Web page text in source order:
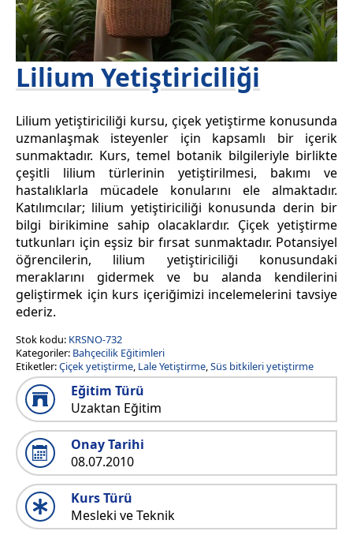
Lilium Yetiştiriciliği
Lilium yetiştiriciliği kursu, çiçek yetiştirme konusunda
uzmanlaşmak isteyenler için kapsamlı bir içerik
sunmaktadır. Kurs, temel botanik bilgileriyle birlikte
çeşitli lilium türlerinin yetiştirilmesi, bakımı ve
hastalıklarla mücadele konularını ele almaktadır.
Katılımcılar; lilium yetiştiriciliği konusunda derin bir
bilgi birikimine sahip olacaklardır. Çiçek yetiştirme
tutkunları için eşsiz bir fırsat sunmaktadır. Potansiyel
öğrencilerin, lilium yetiştiriciliği konusundaki
meraklarını gidermek ve bu alanda kendilerini
geliştirmek için kurs içeriğimizi incelemelerini tavsiye
ederiz.
Stok kodu: KRSNO-732
Kategoriler: Bahçecilik Eğitimleri
Etiketler:Çiçek yetiştirme, Lale Yetiştirme,Süs bitkileri yetiştirme
Eğitim Türü
Uzaktan Eğitim
Onay Tarihi
08.07.2010
Kurs Türü
Mesleki ve Teknik